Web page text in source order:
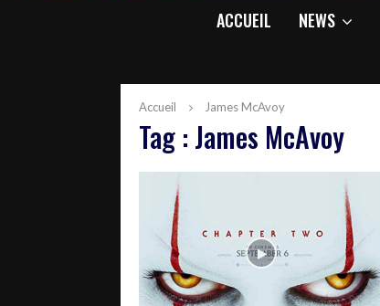
ACCUEIL NEWS
Accueil James McAvoy
Tag : James McAvoy